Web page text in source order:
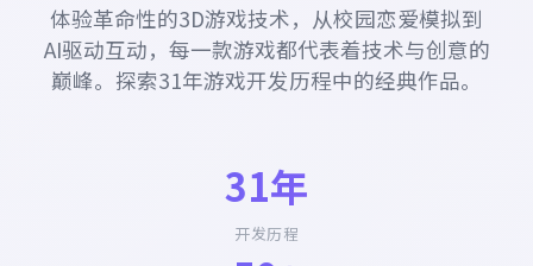
体验革命性的3D游戏技术，从校园恋爱模拟到
AI驱动互动，每一款游戏都代表着技术与创意的
巅峰。探索31年游戏开发历程中的经典作品。
31年
开发历程